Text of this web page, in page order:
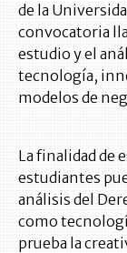
de la
convocatoria
estudio y el
tecnología,
modelos de
La finalidad de
estudiantes
análisis del
como
prueba la